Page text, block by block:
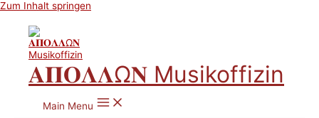
Zum Inhalt springen
𝚨𝚷𝚶𝚲𝚲Ω𝚴 Musikoffizin
Main Menu